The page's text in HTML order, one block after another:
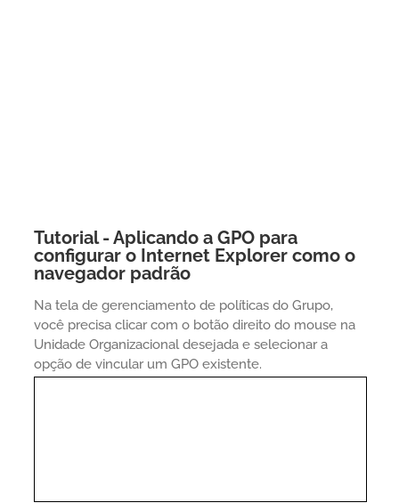
Tutorial - Aplicando a GPO para
configurar o Internet Explorer como o
navegador padrão
Na tela de gerenciamento de políticas do Grupo,
você precisa clicar com o botão direito do mouse na
Unidade Organizacional desejada e selecionar a
opção de vincular um GPO existente.